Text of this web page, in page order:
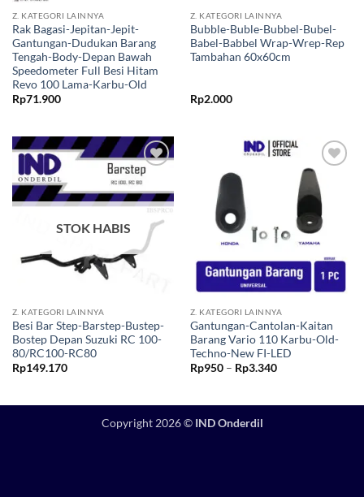
Z. KATEGORI LAINNYA
Rak Bagasi-Jepitan-Jepit-
Gantungan-Dudukan Barang
Tengah-Body-Depan Bawah
Speedometer Full Besi Hitam
Revo 100 Lama-Karbu-Old
Rp71.900
Z. KATEGORI LAINNYA
Bubble-Buble-Bubbel-Bubel-
Babel-Babbel Wrap-Wrep-Rep
Tambahan 60x60cm
Rp2.000
Tambahkan
STOK HABIS
Z. KATEGORI LAINNYA
Besi Bar Step-Barstep-Bustep-
Bostep Depan Suzuki RC 100-
80/RC100-RC80
Rp149.170
Tambahkan
ke Wishlist
Z. KATEGORI LAINNYA
Gantungan-Cantolan-Kaitan
Barang Vario 110 Karbu-Old-
Techno-New FI-LED
Rp950 – Rp3.340Rentang
Rp3.340
Copyright 2026 © IND Onderdil